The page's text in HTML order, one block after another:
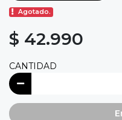
Agotado.
$ 42.990
CANTIDAD